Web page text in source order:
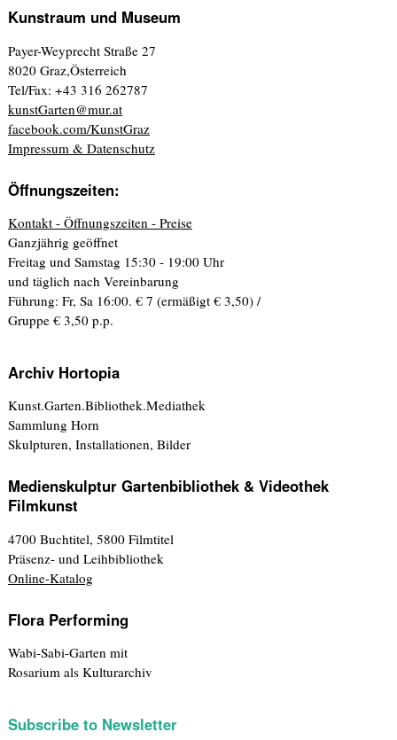
Kunstraum und Museum
Payer-Weyprecht Straße 27
8020 Graz,Österreich
Tel/Fax: +43 316 262787
kunstGarten@mur.at
facebook.com/KunstGraz
Impressum & Datenschutz
Öffnungszeiten:
Kontakt - Öffnungszeiten - Preise
Ganzjährig geöffnet
Freitag und Samstag 15:30 - 19:00 Uhr
und täglich nach Vereinbarung
Führung: Fr, Sa 16:00. € 7 (ermäßigt € 3,50) /
Gruppe € 3,50 p.p.
Archiv Hortopia
Kunst.Garten.Bibliothek.Mediathek
Sammlung Horn
Skulpturen, Installationen, Bilder
Medienskulptur Gartenbibliothek & Videothek
Filmkunst
4700 Buchtitel, 5800 Filmtitel
Präsenz- und Leihbibliothek
Online-Katalog
Flora Performing
Wabi-Sabi-Garten mit
Rosarium als Kulturarchiv
Subscribe to Newsletter